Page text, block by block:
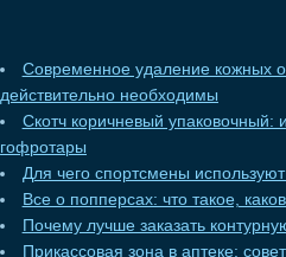
Современное удаление кожных
действительно необходимы
Скотч коричневый
гофротары
Для чего спортсмены
Все о попперсах: что такое,
Почему лучше заказать
Прикассовая зона в аптеке: